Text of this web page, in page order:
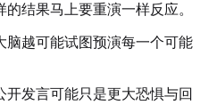
结果马上要重演一样反应。
脑越可能试图预演每一个可能
发言可能只是更大恐惧与回